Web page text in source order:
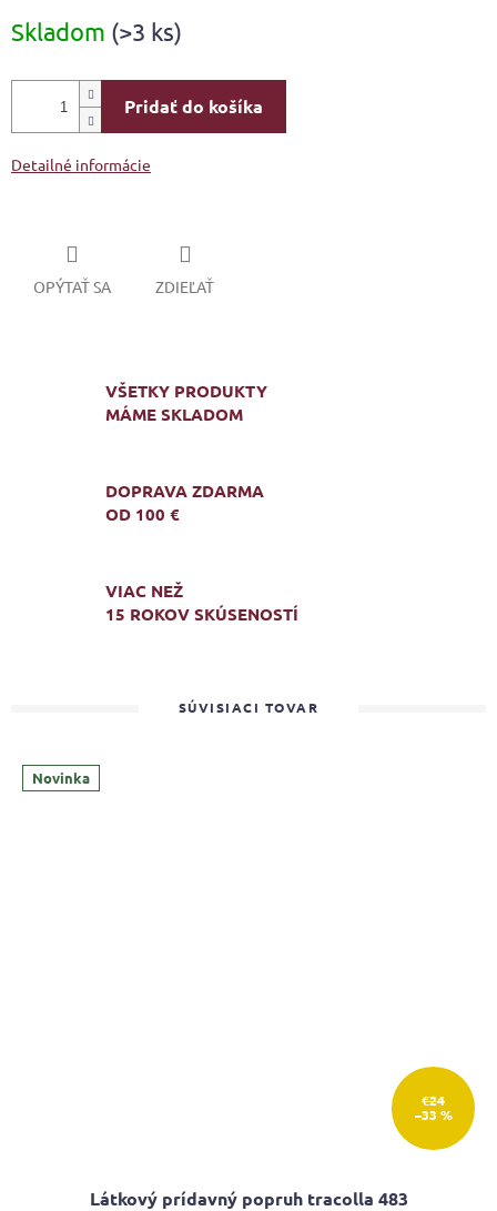
cena:
Skladom (>3 ks)
Pridať do košíka
Detailné informácie
OPÝTAŤ SA ZDIEĽAŤ
VŠETKY PRODUKTY
MÁME SKLADOM
DOPRAVA ZDARMA
OD 100 €
VIAC NEŽ
15 ROKOV SKÚSENOSTÍ
SÚVISIACI TOVAR
Novinka
€24
–33 %
Látkový prídavný popruh tracolla 483